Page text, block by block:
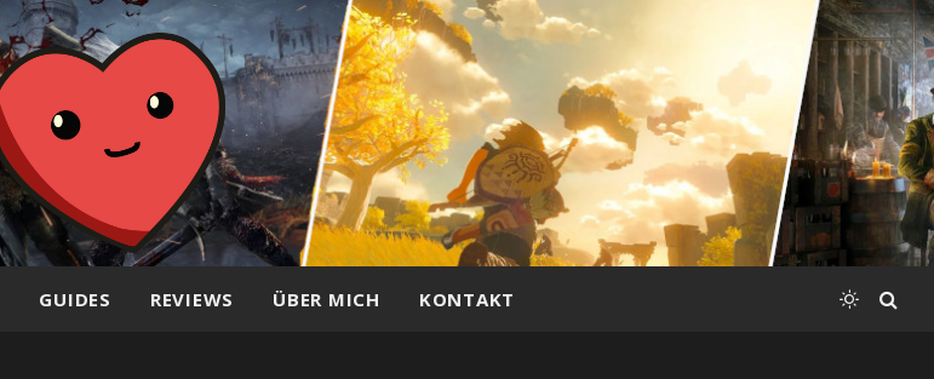
GUIDES REVIEWS ÜBER MICH KONTAKT